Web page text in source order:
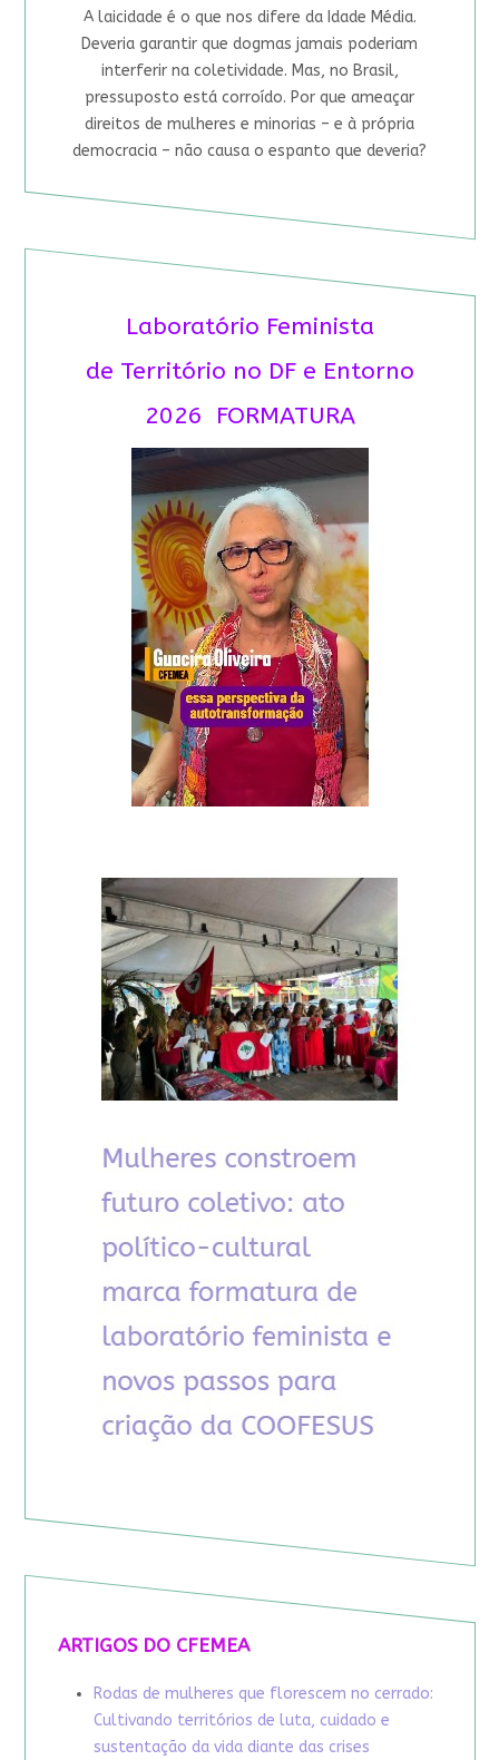
A laicidade é o que nos difere da Idade Média.
Deveria garantir que dogmas jamais poderiam
interferir na coletividade. Mas, no Brasil,
pressuposto está corroído. Por que ameaçar
direitos de mulheres e minorias – e à própria
democracia – não causa o espanto que deveria?
Laboratório Feminista
de Território no DF e Entorno
2026 FORMATURA
ARTIGOS DO CFEMEA
Rodas de mulheres que florescem no cerrado:
Cultivando territórios de luta, cuidado e
sustentação da vida diante das crises